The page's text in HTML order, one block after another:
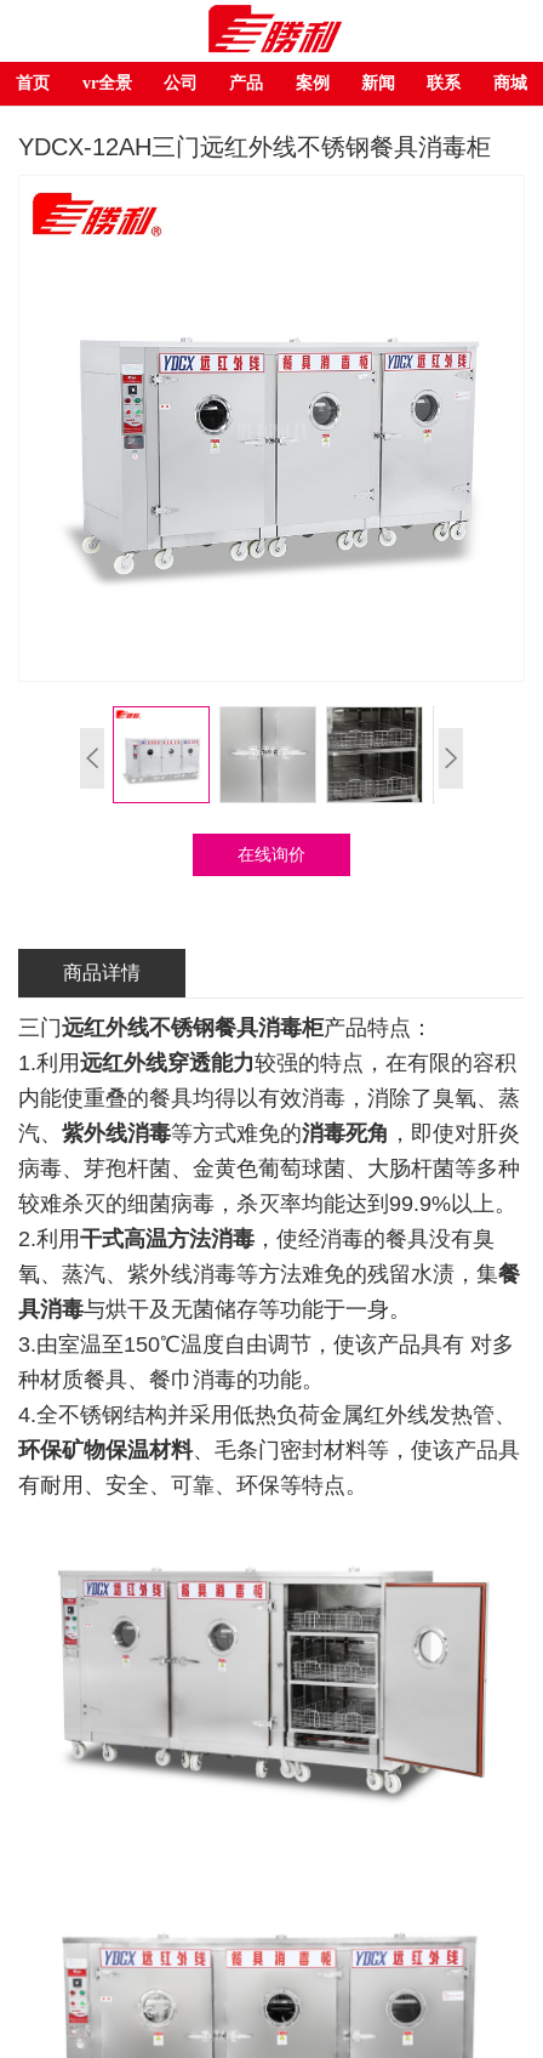
首页 vr全景 公司 产品 案例 新闻 联系 商城
YDCX-12AH三门远红外线不锈钢餐具消毒柜
在线询价
商品详情
三门远红外线不锈钢餐具消毒柜产品特点：
1.利用远红外线穿透能力较强的特点，在有限的容积
内能使重叠的餐具均得以有效消毒，消除了臭氧、蒸
汽、 紫外线消毒等方式难免的消毒死角 ，即使对肝炎
病毒、芽孢杆菌、金黄色葡萄球菌、大肠杆菌等多种
较难杀灭的细菌病毒，杀灭率均能达到99.9%以上。
2.利用干式高温方法消毒 ，使经消毒的餐具没有臭
氧、蒸汽、紫外线消毒等方法难免的残留水渍，集餐
具消毒与烘干及无菌储存等功能于一身。
3.由室温至150℃温度自由调节，使该产品具有 对多
种材质餐具、餐巾消毒的功能。
4.全不锈钢结构并采用低热负荷金属红外线发热管、
环保矿物保温材料、毛条门密封材料等，使该产品具
有耐用、安全、可靠、环保等特点。